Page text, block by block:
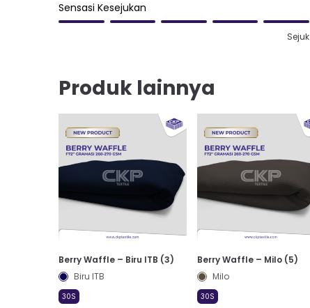
Sensasi Kesejukan
Sejuk
Produk lainnya
Berry Waffle – Biru ITB (3)
Biru ITB
30S
Berry Waffle – Milo (5)
Milo
30S